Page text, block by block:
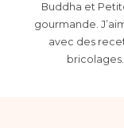
Buddha et
gourmande.
avec des